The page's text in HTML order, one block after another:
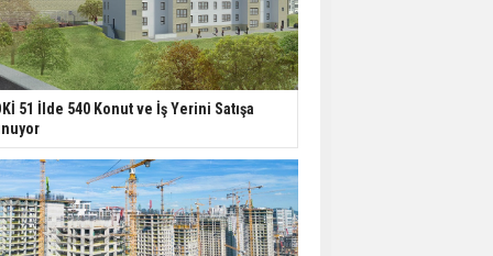
51 İlde 540 Konut ve İş Yerini Satışa